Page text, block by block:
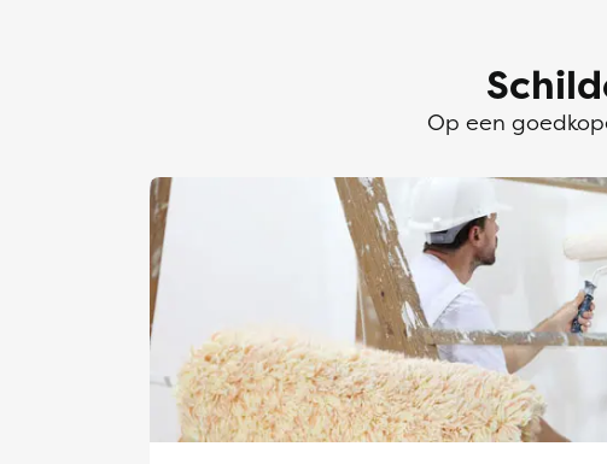
Op een